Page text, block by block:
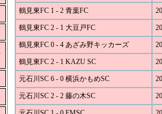
鶴見東FC 1 - 2 青葉FC
鶴見東FC 2 - 1 大豆戸FC
鶴見東FC 0 - 4 あざみ野キッカーズ
鶴見東FC 2 - 1 KAZU SC
元石川SC 6 - 0 横浜かもめSC
元石川SC 2 - 2 藤の木SC